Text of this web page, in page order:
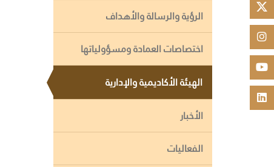
الرؤية والرسالة والأهداف
اختصاصات العمادة ومسؤولياتها
الهيئة الأكاديمية والإدارية
الأخبار
الفعاليات